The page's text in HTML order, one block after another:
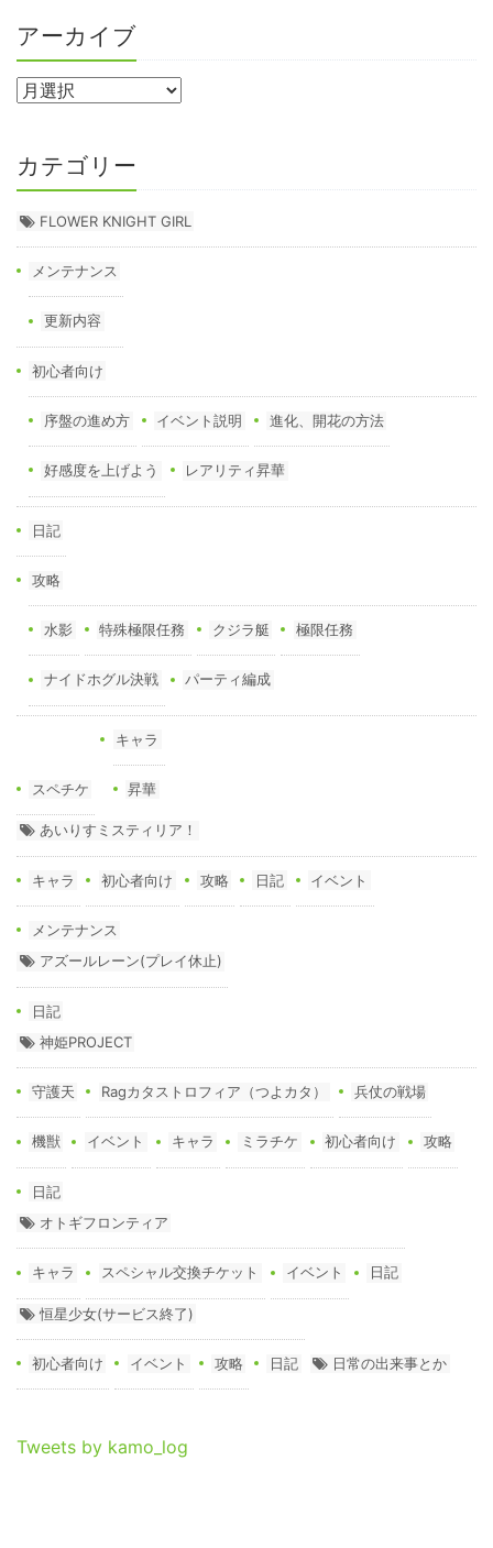
アーカイブ
カテゴリー
FLOWER KNIGHT GIRL
メンテナンス
更新内容
初心者向け
序盤の進め方 イベント説明 進化、開花の方法
好感度を上げよう レアリティ昇華
日記
攻略
水影 特殊極限任務 クジラ艇 極限任務
ナイドホグル決戦 パーティ編成
スペチケ
キャラ
昇華
あいりすミスティリア！
キャラ 初心者向け 攻略 日記 イベント
メンテナンス
アズールレーン(プレイ休止)
日記
神姫PROJECT
守護天 Ragカタストロフィア（つよカタ） 兵仗の戦場
機獣 イベント キャラ ミラチケ 初心者向け 攻略
日記
オトギフロンティア
キャラ スペシャル交換チケット イベント 日記
恒星少女(サービス終了)
初心者向け イベント 攻略 日記 日常の出来事とか
Tweets by kamo_log